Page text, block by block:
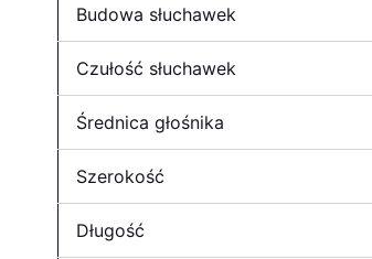
Budowa słuchawek
Czułość słuchawek
Średnica głośnika
Szerokość
Długość